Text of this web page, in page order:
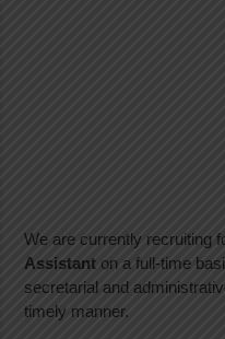
We are currently recruiting
Assistant on a full-time
secretarial and
timely manner.